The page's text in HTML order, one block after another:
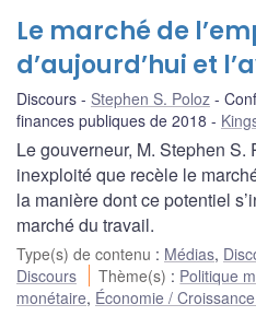
Le marché de
d’aujourd’hui et
Discours Stephen S. Poloz
finances publiques de 2018
Le gouverneur, M. Stephen
inexploité que recèle le
la manière dont ce potentiel
marché du travail.
Type(s) de contenu : Médias,
Discours
Thème(s) : Politique
monétaire, Économie /